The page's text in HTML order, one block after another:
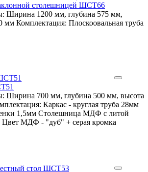
столешницей ШСТ66
Ширина 1200 мм, глубина 575 мм,
мм Комплектация: Плоскоовальная труба
Ширина 700 мм, глубина 500 мм, высота
Каркас - круглая труба 28мм
1,5мм Столешница МДФ с литой
Цвет МДФ - "дуб" + серая кромка